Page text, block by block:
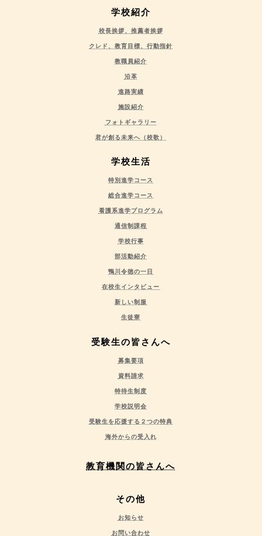
学校紹介
校長挨拶、推薦者挨拶
クレド、教育目標、行動指針
教職員紹介
沿革
進路実績
施設紹介
フォトギャラリー
君が創る未来へ（校歌）
学校生活
特別進学コース
総合進学コース
看護系進学プログラム
通信制課程
学校行事
部活動紹介
鴨川令徳の一日
在校生インタビュー
新しい制服
生徒寮
受験生の皆さんへ
募集要項
資料請求
特待生制度
学校説明会
受験生を応援する２つの特典
海外からの受入れ
教育機関の皆さんへ
その他
お知らせ
お問い合わせ